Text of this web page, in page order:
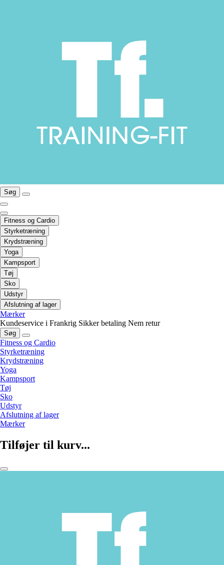
Søg
Fitness og Cardio
Styrketræning
Krydstræning
Yoga
Kampsport
Tøj
Sko
Udstyr
Afslutning af lager
Mærker
Kundeservice i Frankrig Sikker betaling Nem retur
Søg
Fitness og Cardio
Styrketræning
Krydstræning
Yoga
Kampsport
Tøj
Sko
Udstyr
Afslutning af lager
Mærker
Tilføjer til kurv...